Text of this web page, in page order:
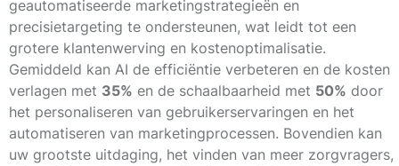
geautomatiseerde marketingstrategieën en
precisietargeting te ondersteunen, wat leidt tot een
grotere klantenwerving en kostenoptimalisatie.
Gemiddeld kan AI de efficiëntie verbeteren en de kosten
verlagen met 35% en de schaalbaarheid met 50% door
het personaliseren van gebruikerservaringen en het
automatiseren van marketingprocessen. Bovendien kan
uw grootste uitdaging, het vinden van meer zorgvragers,